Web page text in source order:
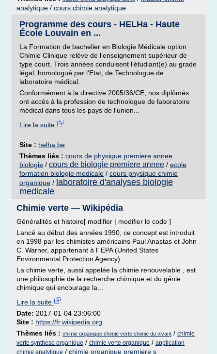
analytique / cours chimie analytique
Programme des cours - HELHa - Haute
École Louvain en ...
La Formation de bachelier en Biologie Médicale option
Chimie Clinique relève de l'enseignement supérieur de
type court. Trois années conduisent l'étudiant(e) au grade
légal, homologué par l'Etat, de Technologue de
laboratoire médical.
Conformément à la directive 2005/36/CE, nos diplômés
ont accès à la profession de technologue de laboratoire
médical dans tous les pays de l'union...
Lire la suite
Site : helha.be
Thèmes liés : cours de physique premiere annee
biologie / cours de biologie premiere annee / ecole
formation biologie medicale / cours physique chimie
organique / laboratoire d'analyses biologie
medicale
Chimie verte — Wikipédia
Généralités et histoire[ modifier | modifier le code ]
Lancé au début des années 1990, ce concept est introduit
en 1998 par les chimistes américains Paul Anastas et John
C. Warner, appartenant à l' EPA (United States
Environmental Protection Agency).
La chimie verte, aussi appelée la chimie renouvelable , est
une philosophie de la recherche chimique et du génie
chimique qui encourage la...
Lire la suite
Date: 2017-01-04 23:06:00
Site : https://fr.wikipedia.org
Thèmes liés : chimie organique chimie verte chimie du vivant / chimie
verte synthese organique / chimie verte organique / application
chimie analytique / chimie organique premiere s